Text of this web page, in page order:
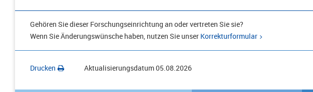
Gehören Sie dieser Forschungseinrichtung an oder vertreten Sie sie?
Wenn Sie Änderungswünsche haben, nutzen Sie unser Korrekturformular
Drucken Aktualisierungsdatum05.08.2026